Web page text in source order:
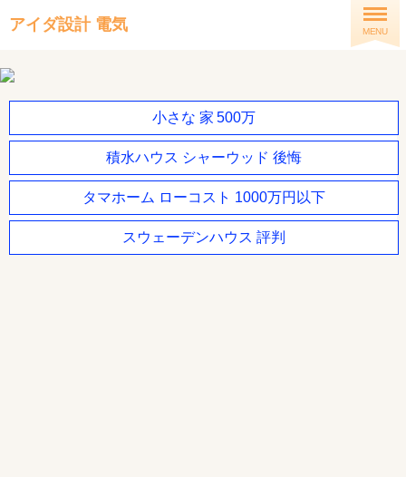
アイダ設計 電気 MENU
小さな 家 500万
積水ハウス シャーウッド 後悔
タマホーム ローコスト 1000万円以下
スウェーデンハウス 評判